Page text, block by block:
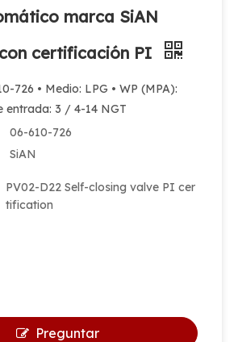
marca SiAN
certificación PI
726 • Medio: LPG • WP (MPA):
entrada: 3 / 4-14 NGT
06-610-726
SiAN
PV02-D22 Self-closing valve PI cer
tification
Preguntar